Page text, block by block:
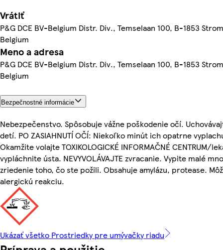
Vrátiť
P&G DCE BV-Belgium Distr. Div., Temselaan 100, B-1853
Belgium
Meno a adresa
P&G DCE BV-Belgium Distr. Div., Temselaan 100, B-1853
Belgium
Bezpečnostné informácie
Nebezpečenstvo. Spôsobuje vážne poškodenie očí.
detí. PO ZASIAHNUTÍ OČÍ: Niekoľko minút ich opatrne
Okamžite volajte TOXIKOLOGICKÉ INFORMAČNÉ CENTRUM/
vypláchnite ústa. NEVYVOLÁVAJTE zvracanie. Vypite malé
zriedenie toho, čo ste požili. Obsahuje amylázu, protease.
alergickú reakciu.
Ukázať všetko Prostriedky pre umývačky riadu